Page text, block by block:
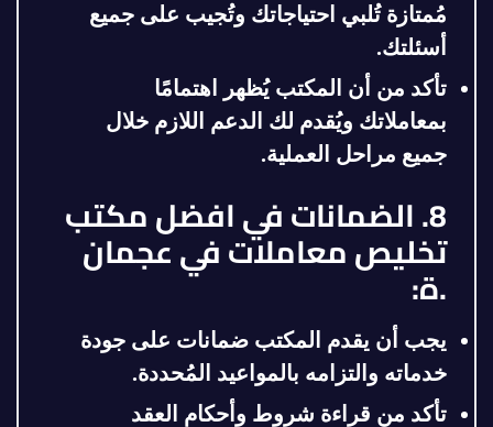
مُمتازة تُلبي احتياجاتك وتُجيب على جميع
أسئلتك.
تأكد من أن المكتب يُظهر اهتمامًا
بمعاملاتك ويُقدم لك الدعم اللازم خلال
جميع مراحل العملية.
8. الضمانات في افضل مكتب
تخليص معاملات في عجمان
.ة:
يجب أن يقدم المكتب ضمانات على جودة
خدماته والتزامه بالمواعيد المُحددة.
تأكد من قراءة شروط وأحكام العقد